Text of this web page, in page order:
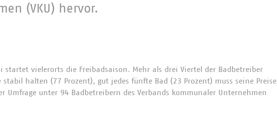
(VKU) hervor.
startet vielerorts die Freibadsaison. Mehr als drei Viertel der Badbetreiber
halten (77 Prozent), gut jedes fünfte Bad (23 Prozent) muss seine Preise
Umfrage unter 94 Badbetreibern des Verbands kommunaler Unternehmen